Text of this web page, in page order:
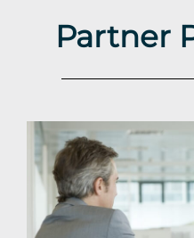
Partner